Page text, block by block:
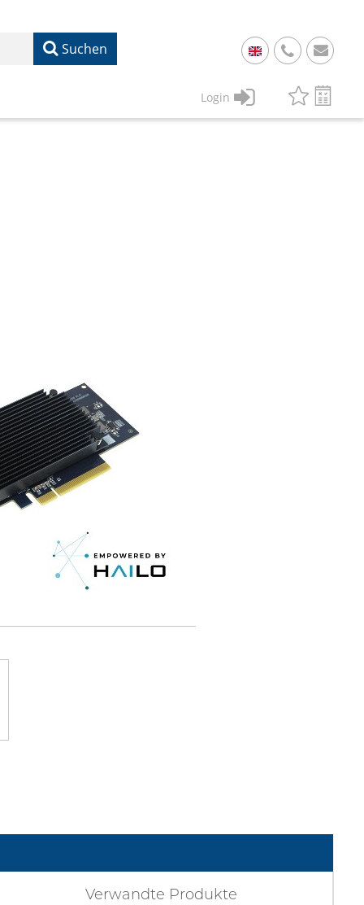
Suchen
49
Login
Verwandte Produkte